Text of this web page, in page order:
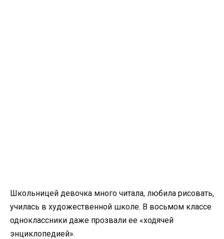
Школьницей девочка много читала, любила рисовать,
училась в художественной школе. В восьмом классе
одноклассники даже прозвали ее «ходячей
энциклопедией».